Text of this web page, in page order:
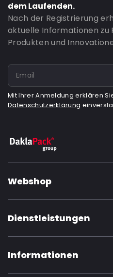
dem Laufenden.
Nach der Registrierung
aktuelle Informationen zu
Produkten und
Mit Ihrer Anmeldung erklären
Datenschutzerklärung
Webshop
Dienstleistungen
Informationen